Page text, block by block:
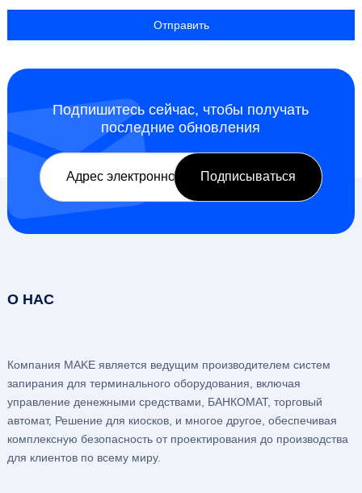
Подпишитесь сейчас, чтобы получать
последние обновления
О НАС
Компания MAKE является ведущим производителем систем
запирания для терминального оборудования, включая
управление денежными средствами, БАНКОМАТ, торговый
автомат, Решение для киосков, и многое другое, обеспечивая
комплексную безопасность от проектирования до производства
для клиентов по всему миру.